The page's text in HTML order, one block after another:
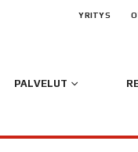
YRITYS
PALVELUT